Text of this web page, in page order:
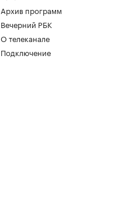
Архив программ
Вечерний РБК
О телеканале
Подключение